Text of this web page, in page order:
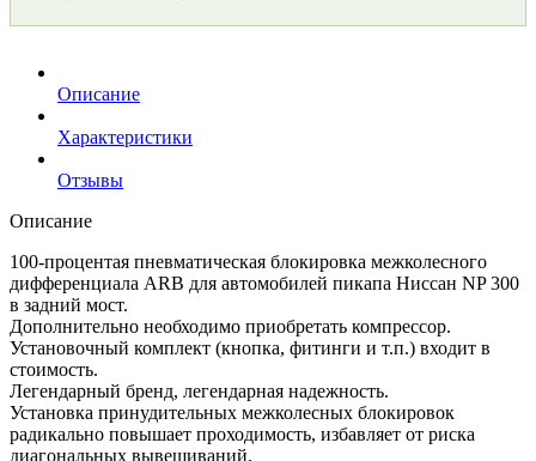
Описание
Характеристики
Отзывы
Описание
100-процентая пневматическая блокировка межколесного
дифференциала ARB для автомобилей пикапа Ниссан NP 300
в задний мост.
Дополнительно необходимо приобретать компрессор.
Установочный комплект (кнопка, фитинги и т.п.) входит в
стоимость.
Легендарный бренд, легендарная надежность.
Установка принудительных межколесных блокировок
радикально повышает проходимость, избавляет от риска
диагональных вывешиваний.